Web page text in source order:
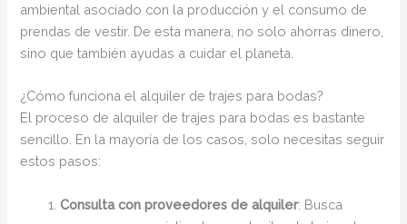
ambiental asociado con la producción y el consumo de
prendas de vestir. De esta manera, no solo ahorras dinero,
sino que también ayudas a cuidar el planeta.
¿Cómo funciona el alquiler de trajes para bodas?
El proceso de alquiler de trajes para bodas es bastante
sencillo. En la mayoría de los casos, solo necesitas seguir
estos pasos:
Consulta con proveedores de alquiler: Busca